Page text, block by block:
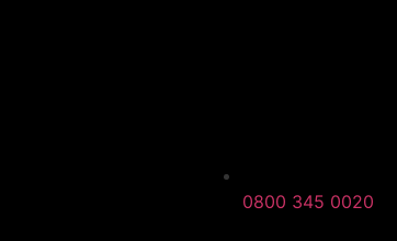
0800 345 0020